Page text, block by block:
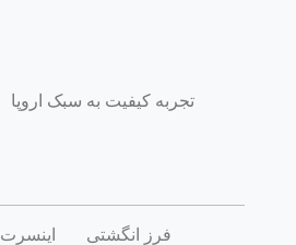
تجربه کیفیت به سبک اروپا
فرز انگشتی اینسرت